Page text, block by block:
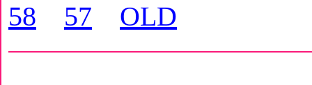
58
57 OLD